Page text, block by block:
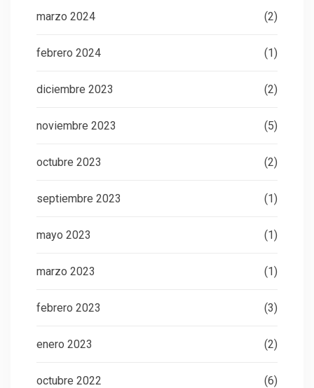
marzo 2024 (2)
febrero 2024 (1)
diciembre 2023 (2)
noviembre 2023 (5)
octubre 2023 (2)
septiembre 2023 (1)
mayo 2023 (1)
marzo 2023 (1)
febrero 2023 (3)
enero 2023 (2)
octubre 2022 (6)